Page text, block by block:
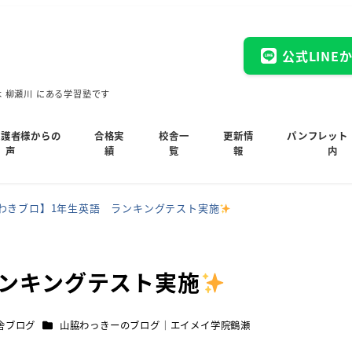
瀬川 にある学習塾です
公式LINE
者様からの
声
合格実
績
校舎一
覧
更新情
報
パンフレット
内
わきブロ】1年生英語 ランキングテスト実施
キングテスト実施
ブログ カテゴリー
山脇わっきーのブログ｜エイメイ学院鶴瀬